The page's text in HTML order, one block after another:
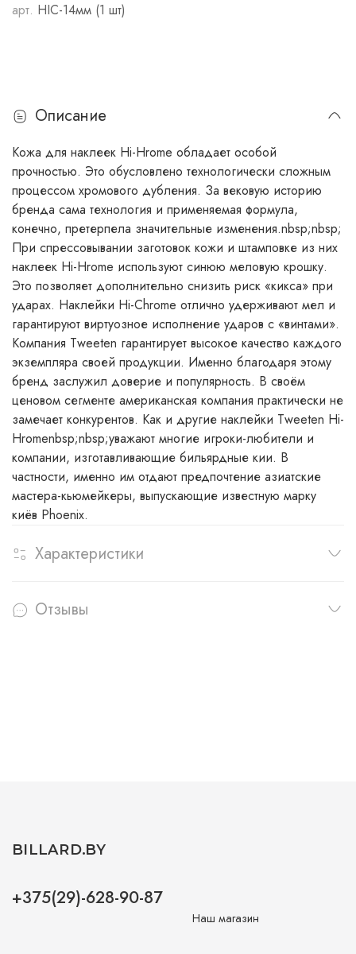
арт. HIC-14мм (1 шт)
Описание
Кожа для наклеек Hi-Hrome обладает особой
прочностью. Это обусловлено технологически сложным
процессом хромового дубления. За вековую историю
бренда сама технология и применяемая формула,
конечно, претерпела значительные изменения.nbsp;nbsp;
При спрессовывании заготовок кожи и штамповке из них
наклеек Hi-Hrome используют синюю меловую крошку.
Это позволяет дополнительно снизить риск «кикса» при
ударах. Наклейки Hi-Chrome отлично удерживают мел и
гарантируют виртуозное исполнение ударов с «винтами».
Компания Tweeten гарантирует высокое качество каждого
экземпляра своей продукции. Именно благодаря этому
бренд заслужил доверие и популярность. В своём
ценовом сегменте американская компания практически не
замечает конкурентов. Как и другие наклейки Tweeten Hi-
Hromenbsp;nbsp;уважают многие игроки-любители и
компании, изготавливающие бильярдные кии. В
частности, именно им отдают предпочтение азиатские
мастера-кьюмейкеры, выпускающие известную марку
киёв Phoenix.
Характеристики
Отзывы
BILLARD.BY
+375(29)-628-90-87
Наш магазин